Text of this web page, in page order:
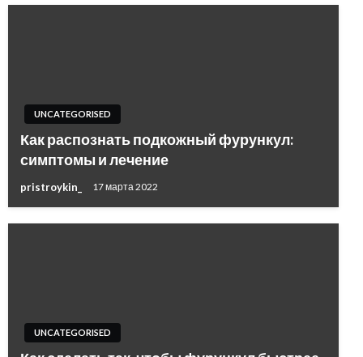
UNCATEGORISED
Как распознать подкожный фурункул:
симптомы и лечение
pristroykin_ 17 марта 2022
UNCATEGORISED